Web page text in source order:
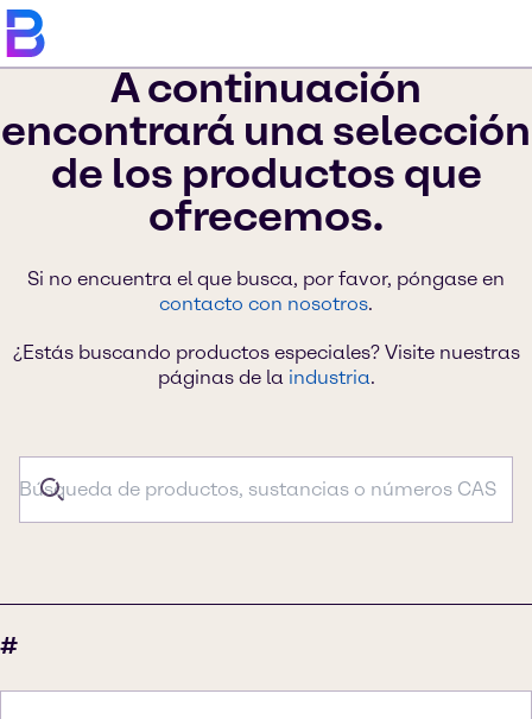
A continuación
encontrará una selección
de los productos que
ofrecemos.
Si no encuentra el que busca, por favor, póngase en
contacto con nosotros.
¿Estás buscando productos especiales? Visite nuestras
páginas de la industria.
#